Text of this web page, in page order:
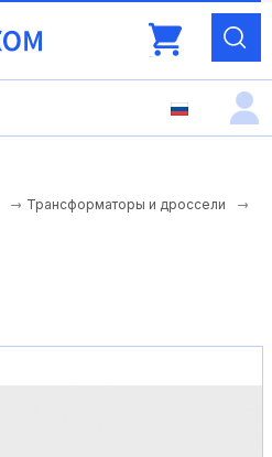
Трансформаторы и дроссели